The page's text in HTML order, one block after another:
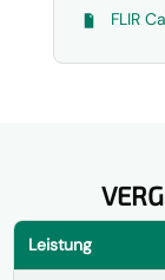
FLIR
Leistung